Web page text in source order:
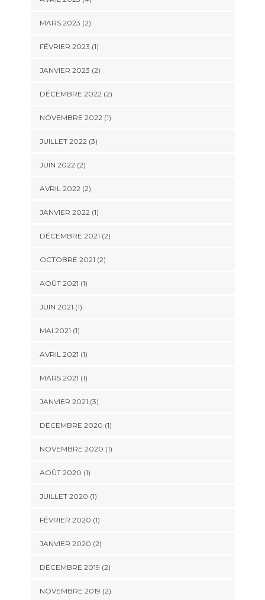
MARS 2023 (2)
FÉVRIER 2023 (1)
JANVIER 2023 (2)
DÉCEMBRE 2022(2)
NOVEMBRE 2022(1)
JUILLET 2022(3)
JUIN 2022(2)
AVRIL 2022(2)
JANVIER 2022(1)
DÉCEMBRE 2021 (2)
OCTOBRE 2021 (2)
AOÛT 2021 (1)
JUIN 2021 (1)
MAI 2021 (1)
AVRIL 2021 (1)
MARS 2021 (1)
JANVIER 2021 (3)
DÉCEMBRE 2020 (1)
NOVEMBRE 2020 (1)
AOÛT 2020 (1)
JUILLET 2020 (1)
FÉVRIER 2020 (1)
JANVIER 2020 (2)
DÉCEMBRE 2019 (2)
NOVEMBRE 2019 (2)